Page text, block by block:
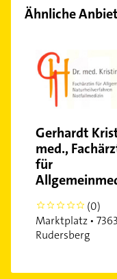
Ähnliche
Gerhardt
med.,
für
0
(0)
Marktplatz •
Rudersberg